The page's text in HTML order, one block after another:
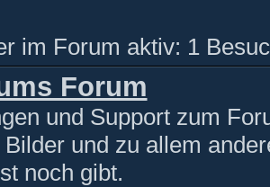
im Forum aktiv: 1
Forum
und Support zum
Bilder und zu allem
noch gibt.